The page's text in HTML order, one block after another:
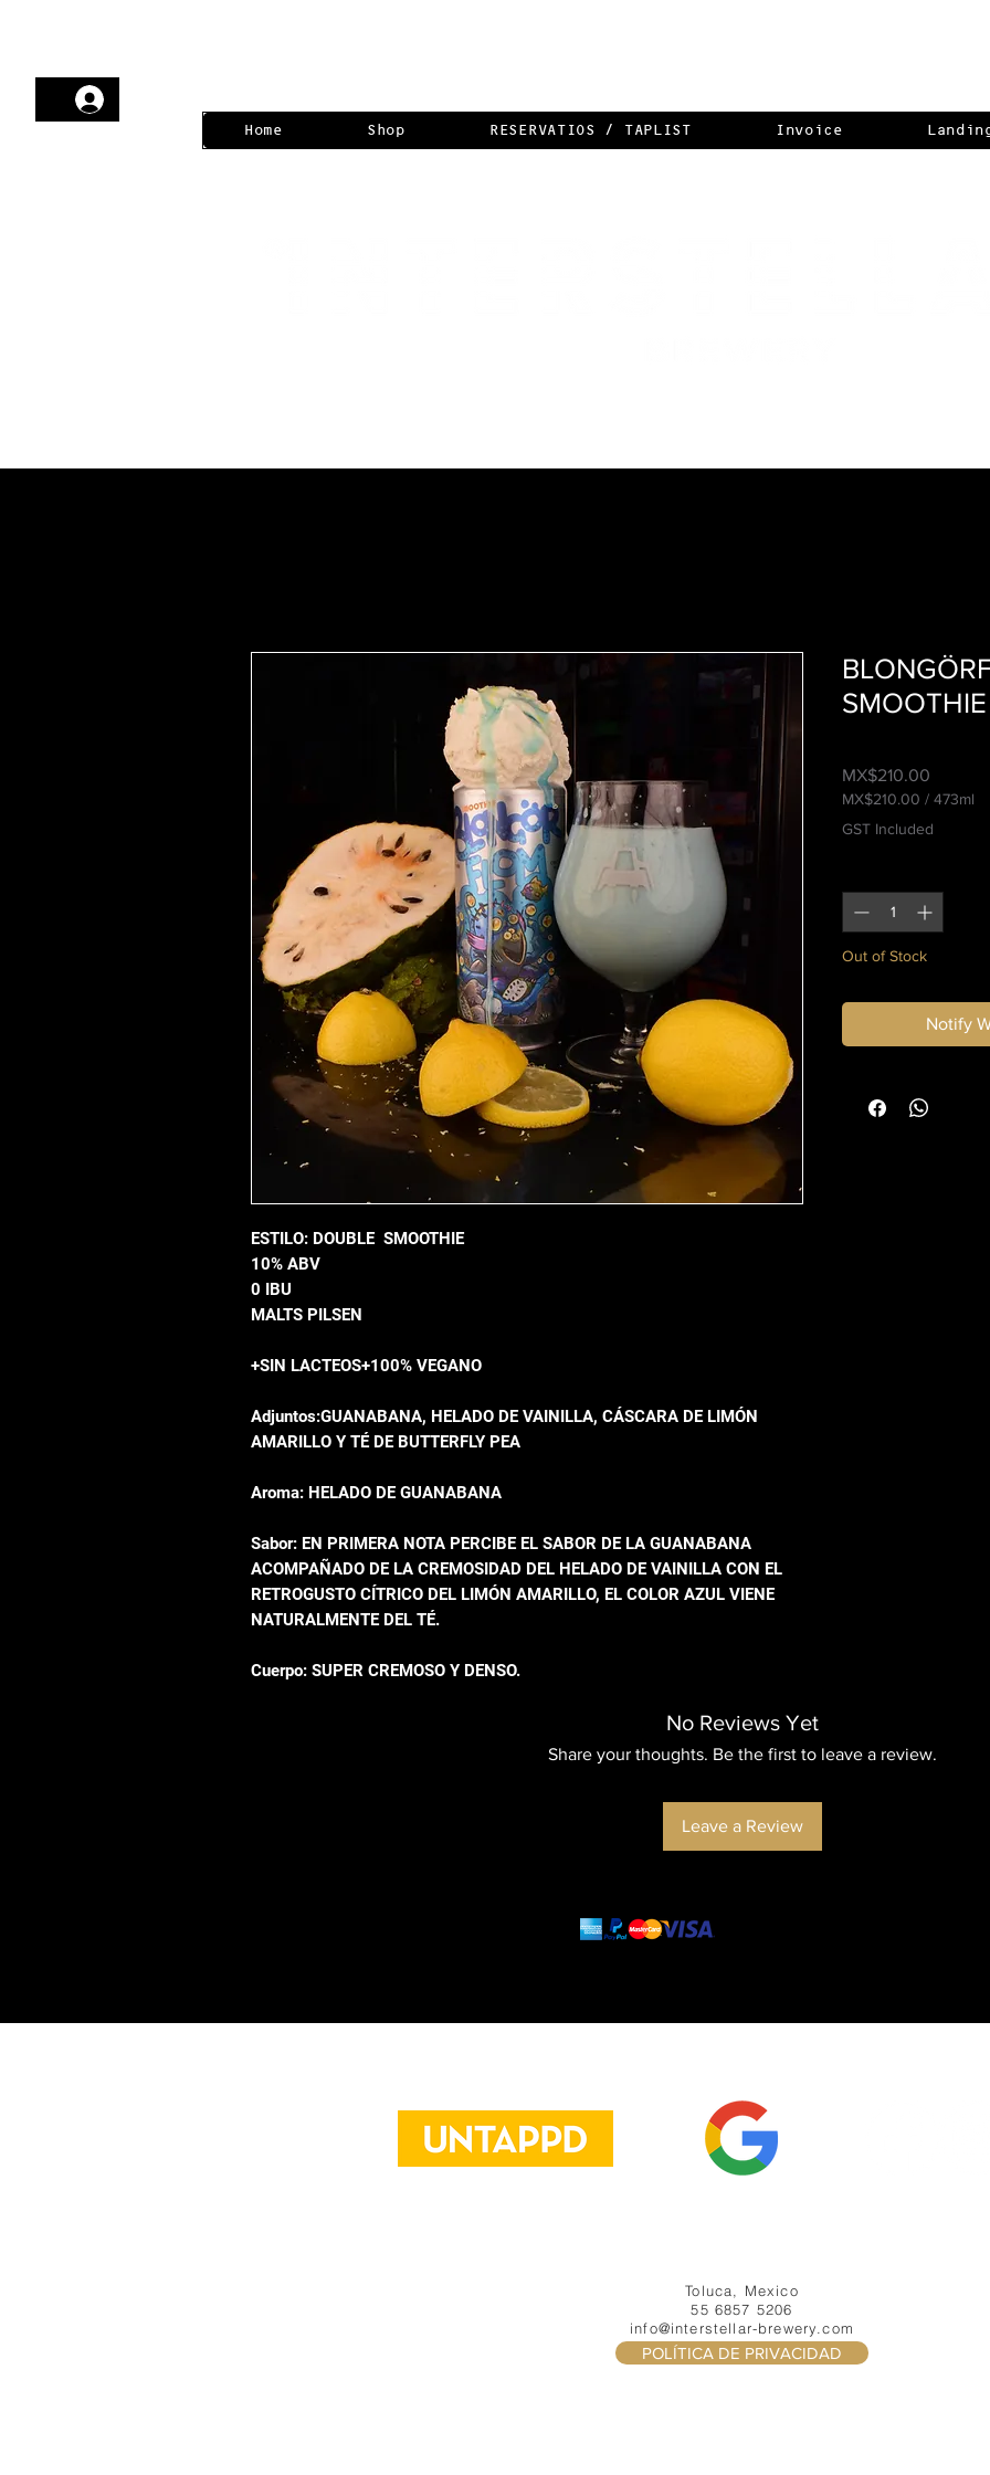
Home Shop RESERVATIOS / TAPLIST Invoice
ESTILO: DOUBLE SMOOTHIE
10% ABV
0 IBU
MALTS PILSEN
+SIN LACTEOS+100% VEGANO
Adjuntos:GUANABANA, HELADO DE VAINILLA, CÁSCARA DE LIMÓN
AMARILLO Y TÉ DE BUTTERFLY PEA
Aroma: HELADO DE GUANABANA
Sabor: EN PRIMERA NOTA PERCIBE EL SABOR DE LA GUANABANA
ACOMPAÑADO DE LA CREMOSIDAD DEL HELADO DE VAINILLA CON EL
RETROGUSTO CÍTRICO DEL LIMÓN AMARILLO, EL COLOR AZUL VIENE
NATURALMENTE DEL TÉ.
Cuerpo: SUPER CREMOSO Y DENSO.
SMOOTHIE
MX$210.00
MX$210.00 / 473ml
MX$210.00
GST Included
Out of Stock
Notify
No Reviews Yet
Share your thoughts. Be the first to leave a review.
Leave a Review
Toluca, Mexico
55 6857 5206
info@interstellar-brewery.com
POLÍTICA DE PRIVACIDAD